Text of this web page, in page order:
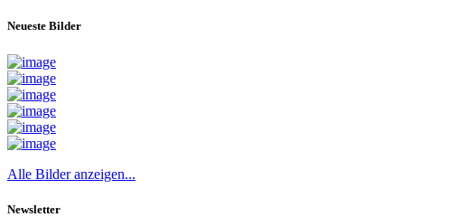
Neueste Bilder
Alle Bilder anzeigen...
Newsletter